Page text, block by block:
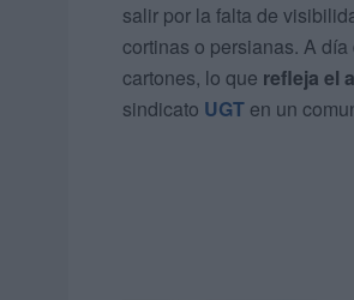
salir por la falta de
cortinas o persianas. A día
cartones, lo que refleja el
sindicato UGT en un